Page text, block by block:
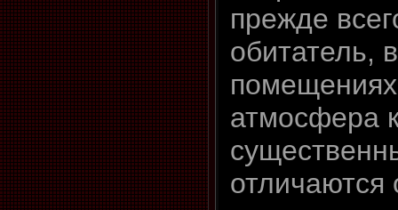
прежде
обитатель,
атмосфера
отличаются